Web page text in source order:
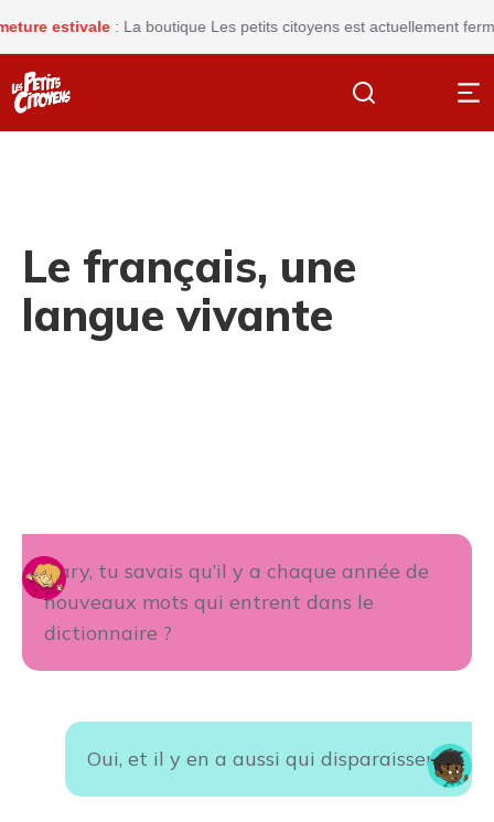
estivale: La boutique Les petits citoyens est actuellement fermée
Le français, une
langue vivante
Gary, tu savais qu’il y a chaque année de
nouveaux mots qui entrent dans le
dictionnaire ?
Oui, et il y en a aussi qui disparaissent.